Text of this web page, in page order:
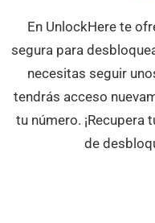
En UnlockHere te
segura para
necesitas seguir
tendrás acceso
tu número. ¡Recupera
de